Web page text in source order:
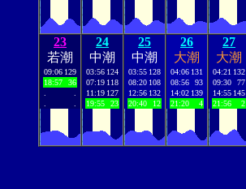
23
若潮
09:06 129
18:57
36
24
中潮
03:56 124
07:19 118
11:19 127
19:55
23
25
中潮
03:55 128
08:20 108
12:56 132
20:40
12
26
大潮
04:06 131
08:56
93
14:02 139
21:20
4
27
大潮
04:21 132
09:30
77
14:55 145
21:56
2